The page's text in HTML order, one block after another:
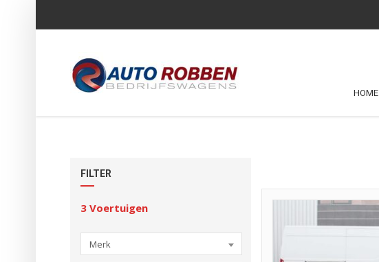
HOME
FILTER
3 Voertuigen
Merk